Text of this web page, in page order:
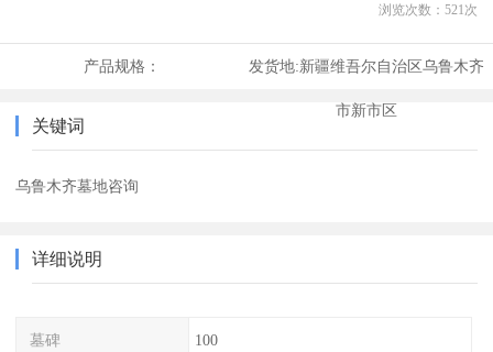
浏览次数： 521 次
产品规格： 发货地:新疆维吾尔自治区乌鲁木齐
市新市区
关键词
乌鲁木齐墓地咨询
详细说明
墓碑 100